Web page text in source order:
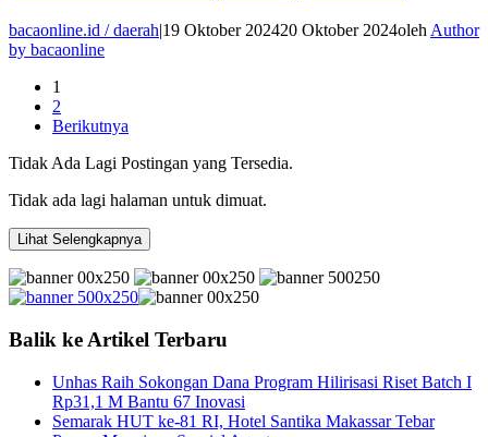
bacaonline.id / daerah|19 Oktober 202420 Oktober 2024oleh Author
by bacaonline
1
2
Berikutnya
Tidak Ada Lagi Postingan yang Tersedia.
Tidak ada lagi halaman untuk dimuat.
Lihat Selengkapnya
Balik ke Artikel Terbaru
Unhas Raih Sokongan Dana Program Hilirisasi Riset Batch I
Rp31,1 M Bantu 67 Inovasi
Semarak HUT ke-81 RI, Hotel Santika Makassar Tebar